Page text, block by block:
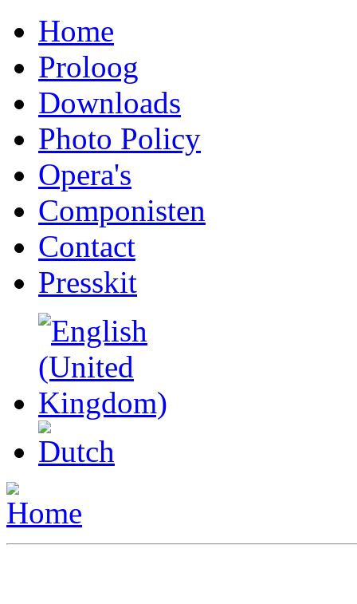
Home
Proloog
Downloads
Photo Policy
Opera's
Componisten
Contact
Presskit